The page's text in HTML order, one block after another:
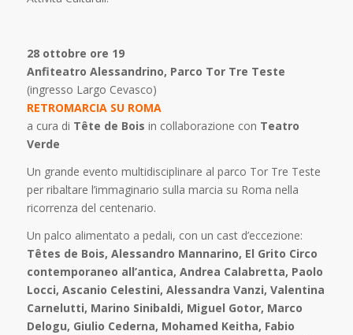
28 ottobre ore 19
Anfiteatro Alessandrino, Parco Tor Tre Teste
(ingresso Largo Cevasco)
RETROMARCIA SU ROMA
a cura di Tête de Bois in collaborazione con Teatro
Verde
Un grande evento multidisciplinare al parco Tor Tre Teste
per ribaltare l’immaginario sulla marcia su Roma nella
ricorrenza del centenario.
Un palco alimentato a pedali, con un cast d’eccezione:
Têtes de Bois, Alessandro Mannarino, El Grito Circo
contemporaneo all’antica, Andrea Calabretta, Paolo
Locci, Ascanio Celestini, Alessandra Vanzi, Valentina
Carnelutti, Marino Sinibaldi, Miguel Gotor, Marco
Delogu, Giulio Cederna, Mohamed Keitha, Fabio